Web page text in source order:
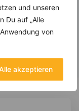
und unseren
Du auf „Alle
von
akzeptieren